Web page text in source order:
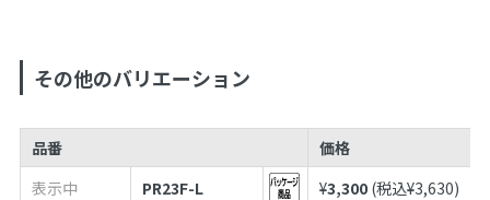
その他のバリエーション
品番 価格
表示中
PR23F-L ¥3,300 (税込¥3,630)